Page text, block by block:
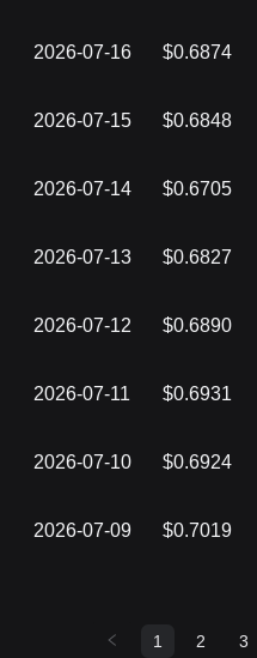
2026-07-16 $0.6874
2026-07-15 $0.6848
2026-07-14 $0.6705
2026-07-13 $0.6827
2026-07-12 $0.6890
2026-07-11 $0.6931
2026-07-10 $0.6924
2026-07-09 $0.7019
1 2 3